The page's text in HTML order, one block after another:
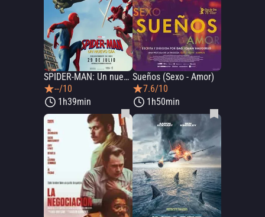
SPIDER-MAN: Un nuevo día
--/10
1h39min
Sueños (Sexo - Amor)
7.6/10
1h50min